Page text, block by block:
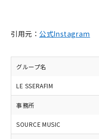
引用元： 公式Instagram
グループ名
LE SSERAFIM
事務所
SOURCE MUSIC